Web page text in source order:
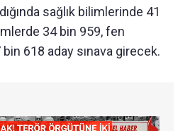
sağlık bilimlerinde 41
34 bin 959, fen
618 aday sınava girecek.